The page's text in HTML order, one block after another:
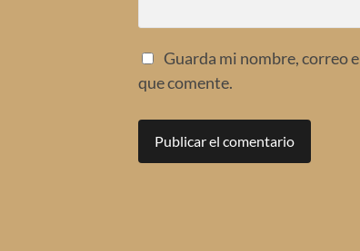
Guarda mi nombre, correo
que comente.